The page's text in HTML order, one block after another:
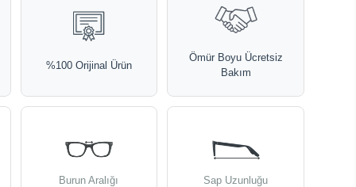
%100 Orijinal Ürün
Ömür Boyu Ücretsiz
Bakım
Burun Aralığı Sap Uzunluğu